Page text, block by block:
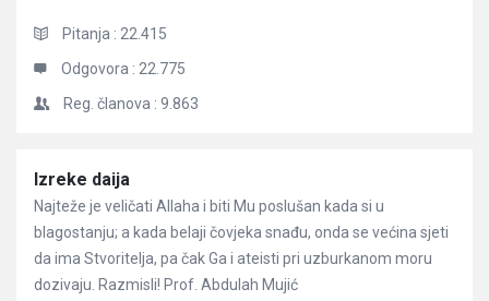
Pitanja : 22.415
Odgovora : 22.775
Reg. članova : 9.863
Članci
Izreke daija
Najteže je veličati Allaha i biti Mu poslušan kada si u
blagostanju; a kada belaji čovjeka snađu, onda se većina sjeti
da ima Stvoritelja, pa čak Ga i ateisti pri uzburkanom moru
dozivaju. Razmisli! Prof. Abdulah Mujić